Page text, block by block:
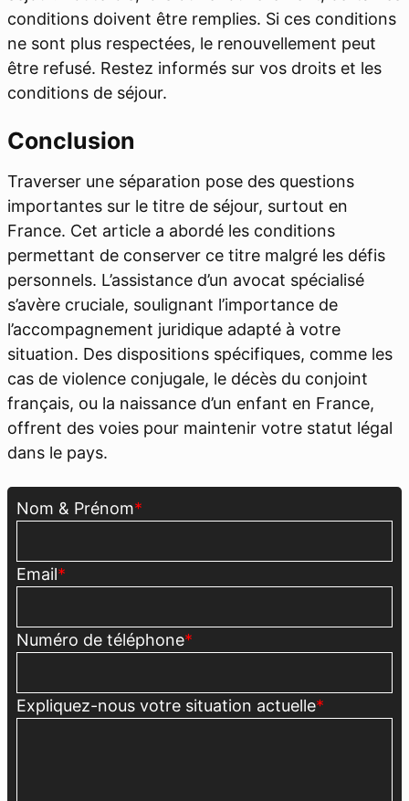
conditions doivent être remplies. Si ces conditions
ne sont plus respectées, le renouvellement peut
être refusé. Restez informés sur vos droits et les
conditions de séjour.
Conclusion
Traverser une séparation pose des questions
importantes sur le titre de séjour, surtout en
France. Cet article a abordé les conditions
permettant de conserver ce titre malgré les défis
personnels. L’assistance d’un avocat spécialisé
s’avère cruciale, soulignant l’importance de
l’accompagnement juridique adapté à votre
situation. Des dispositions spécifiques, comme les
cas de violence conjugale, le décès du conjoint
français, ou la naissance d’un enfant en France,
offrent des voies pour maintenir votre statut légal
dans le pays.
Nom & Prénom*
Email*
Numéro de téléphone*
Expliquez-nous votre situation actuelle*